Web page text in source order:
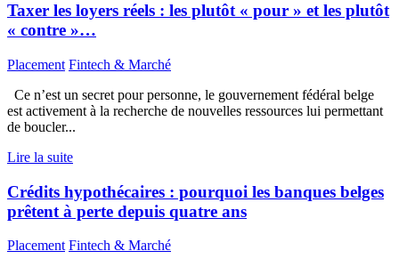
Taxer les loyers réels : les plutôt « pour » et les plutôt
« contre »…
Placement Fintech & Marché
Ce n’est un secret pour personne, le gouvernement fédéral belge
est activement à la recherche de nouvelles ressources lui permettant
de boucler...
Lire la suite
Crédits hypothécaires : pourquoi les banques belges
prêtent à perte depuis quatre ans
Placement Fintech & Marché